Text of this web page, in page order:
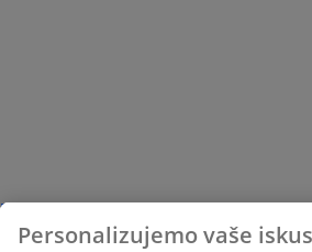
Personalizujemo vaše